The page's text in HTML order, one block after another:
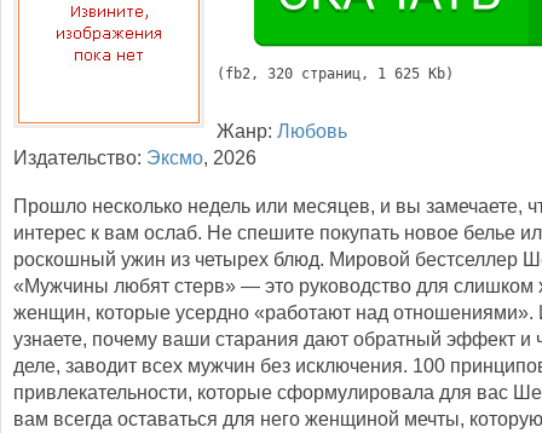
( fb2, 320 страниц, 1 625 Kb)
Жанр: Любовь
Издательство: Эксмо, 2026
Прошло несколько недель или месяцев, и вы замечаете,
интерес к вам ослаб. Не спешите покупать новое белье
роскошный ужин из четырех блюд. Мировой бестселлер
«Мужчины любят стерв» — это руководство для слишком
женщин, которые усердно «работают над отношениями».
узнаете, почему ваши старания дают обратный эффект и
деле, заводит всех мужчин без исключения. 100
привлекательности, которые сформулировала для вас
вам всегда оставаться для него женщиной мечты,